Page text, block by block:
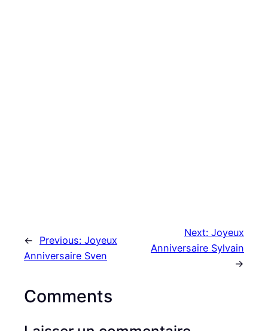
← Previous: Joyeux
Anniversaire Sven
Next: Joyeux
Anniversaire Sylvain
→
Comments